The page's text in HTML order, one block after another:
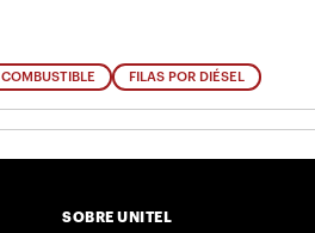
COMBUSTIBLE FILAS POR DIÉSEL
SOBRE UNITEL